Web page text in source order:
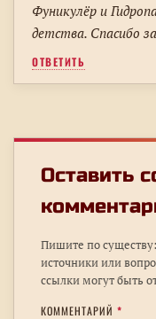
Фуникулёр и
детства. Спасибо
ОТВЕТИТЬ
Оставить
Пишите по
источники или
ссылки могут быть
КОММЕНТАРИЙ *